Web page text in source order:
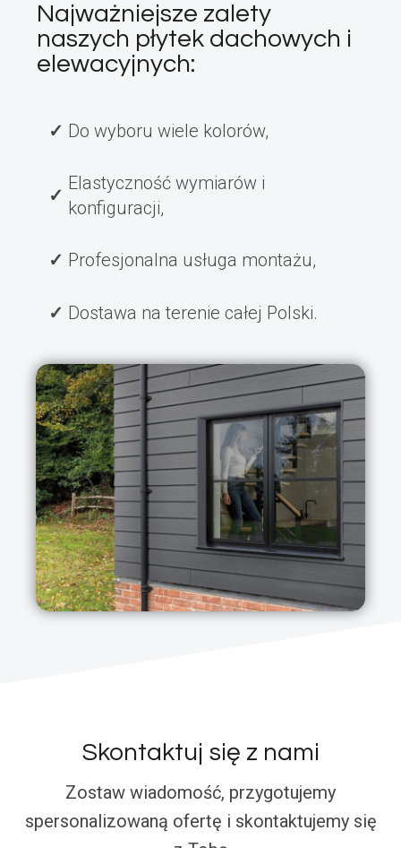
Najważniejsze zalety
naszych płytek dachowych i
elewacyjnych:
Do wyboru wiele kolorów,
Elastyczność wymiarów i
konfiguracji,
Profesjonalna usługa montażu,
Dostawa na terenie całej Polski.
Skontaktuj się z nami
Zostaw wiadomość, przygotujemy
spersonalizowaną ofertę i skontaktujemy się